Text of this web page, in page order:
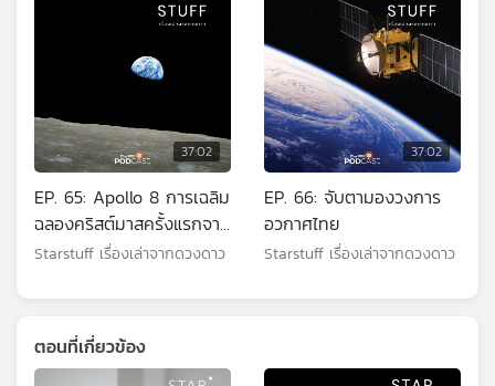
37:02
EP. 65: Apollo 8 การเฉลิม
ฉลองคริสต์มาสครั้งแรกจาก
อวกาศ
Starstuff เรื่องเล่าจากดวงดาว
37:02
EP. 66: จับตามองวงการ
อวกาศไทย
Starstuff เรื่องเล่าจากดวงดาว
ตอนที่เกี่ยวข้อง